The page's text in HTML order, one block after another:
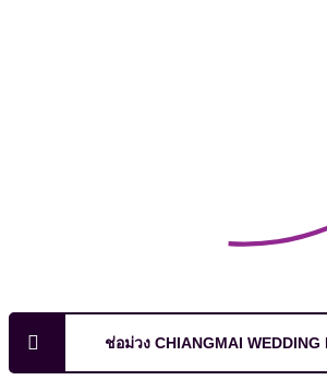
ช่อม่วง CHIANGMAI WEDDING